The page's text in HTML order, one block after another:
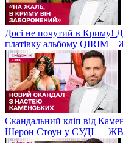
Досі не почутий в Криму!
платівку альбому QIRIM –
Скандальний кліп від
Шерон Стоун у СУДІ —